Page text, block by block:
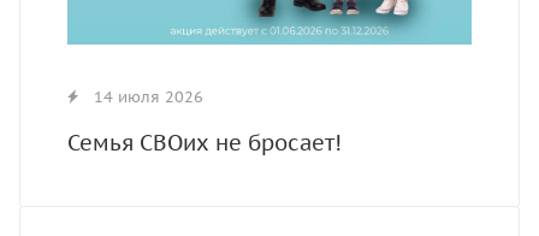
14 июля 2026
Семья СВОих не бросает!